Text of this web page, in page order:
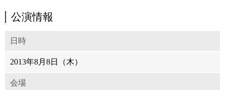
公演情報
日時
2013年8月8日（木）
会場